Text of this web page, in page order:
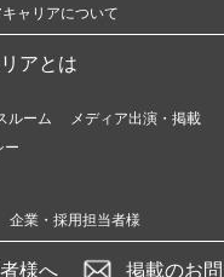
ャリアについて
アとは
ルーム
メディア出演・掲載
ー
企業・採用担当者様
様へ 掲載のお